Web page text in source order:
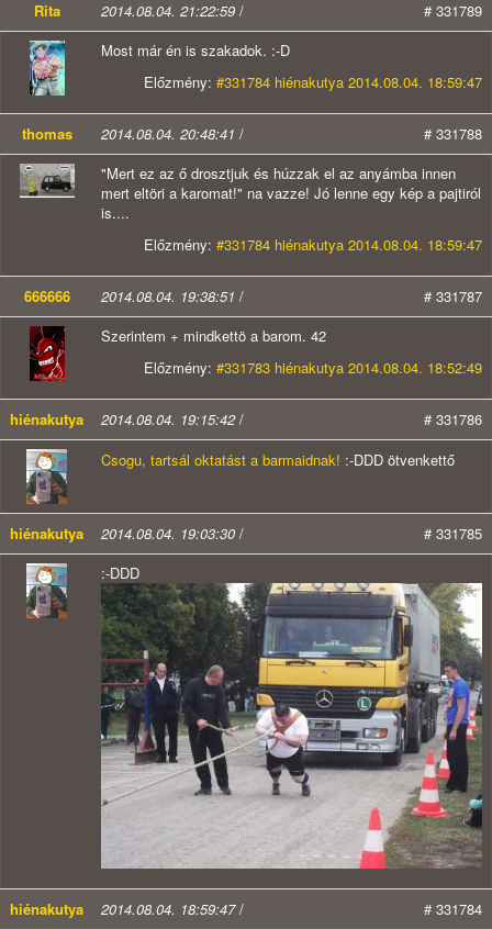
Rita 2014.08.04. 21:22:59 /
# 331789
Most már én is szakadok. :-D
Előzmény: #331784 hiénakutya 2014.08.04. 18:59:47
thomas 2014.08.04. 20:48:41 /
# 331788
"Mert ez az ő drosztjuk és húzzak el az anyámba innen
mert eltöri a karomat!" na vazze! Jó lenne egy kép a pajtiról
is....
Előzmény: #331784 hiénakutya 2014.08.04. 18:59:47
666666 2014.08.04. 19:38:51 /
# 331787
Szerintem + mindkettö a barom. 42
Előzmény: #331783 hiénakutya 2014.08.04. 18:52:49
hiénakutya 2014.08.04. 19:15:42/
# 331786
Csogu, tartsál oktatást a barmaidnak! :-DDD ötvenkettő
hiénakutya 2014.08.04. 19:03:30 /
# 331785
:-DDD
hiénakutya 2014.08.04. 18:59:47/
# 331784